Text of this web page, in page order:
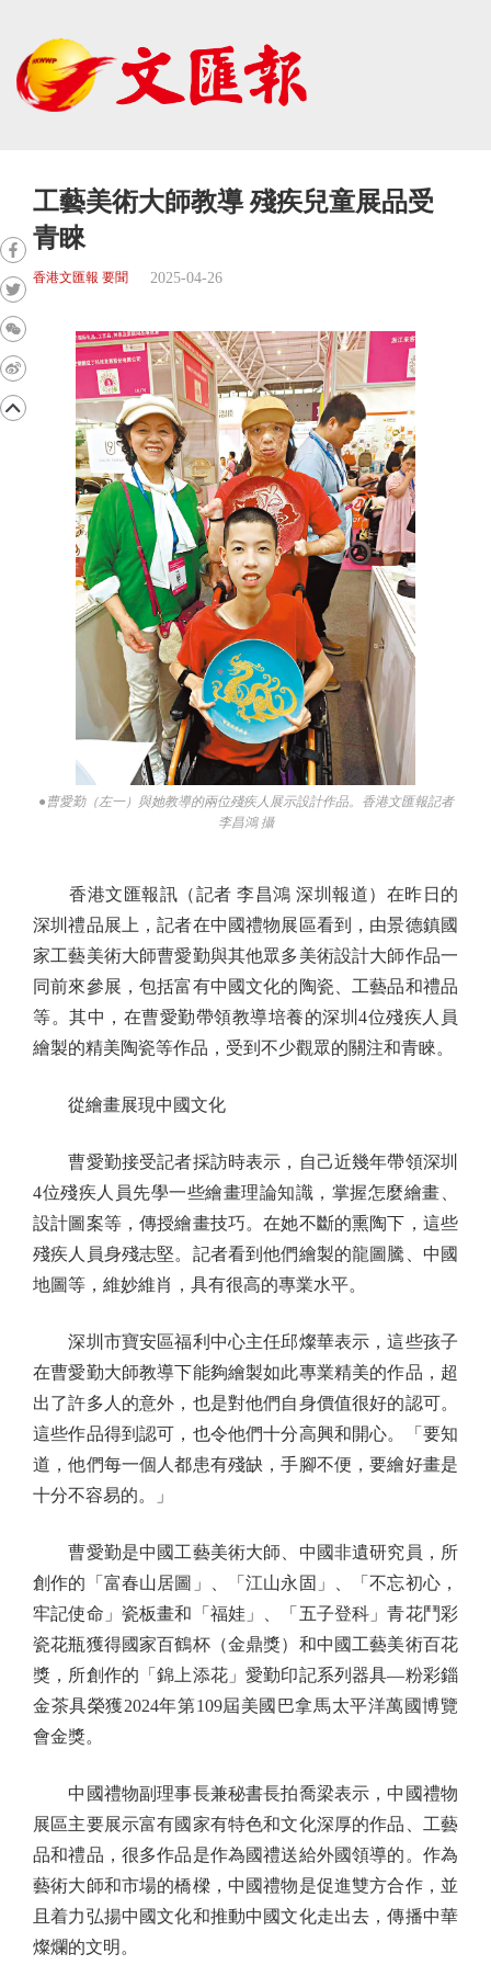
工藝美術大師教導 殘疾兒童展品受
青睞
香港文匯報 要聞 2025-04-26
●曹愛勤（左一）與她教導的兩位殘疾人展示設計作品。香港文匯報記者
李昌鴻 攝
香港文匯報訊（記者 李昌鴻 深圳報道）在昨日的
深圳禮品展上，記者在中國禮物展區看到，由景德鎮國
家工藝美術大師曹愛勤與其他眾多美術設計大師作品一
同前來參展，包括富有中國文化的陶瓷、工藝品和禮品
等。其中，在曹愛勤帶領教導培養的深圳4位殘疾人員
繪製的精美陶瓷等作品，受到不少觀眾的關注和青睞。
從繪畫展現中國文化
曹愛勤接受記者採訪時表示，自己近幾年帶領深圳
4位殘疾人員先學一些繪畫理論知識，掌握怎麼繪畫、
設計圖案等，傳授繪畫技巧。在她不斷的熏陶下，這些
殘疾人員身殘志堅。記者看到他們繪製的龍圖騰、中國
地圖等，維妙維肖，具有很高的專業水平。
深圳市寶安區福利中心主任邱燦華表示，這些孩子
在曹愛勤大師教導下能夠繪製如此專業精美的作品，超
出了許多人的意外，也是對他們自身價值很好的認可。
這些作品得到認可，也令他們十分高興和開心。「要知
道，他們每一個人都患有殘缺，手腳不便，要繪好畫是
十分不容易的。」
曹愛勤是中國工藝美術大師、中國非遺研究員，所
創作的「富春山居圖」、「江山永固」、「不忘初心，
牢記使命」瓷板畫和「福娃」、「五子登科」青花鬥彩
瓷花瓶獲得國家百鶴杯（金鼎獎）和中國工藝美術百花
獎，所創作的「錦上添花」愛勤印記系列器具—粉彩錙
金茶具榮獲2024年第109屆美國巴拿馬太平洋萬國博覽
會金獎。
中國禮物副理事長兼秘書長拍喬梁表示，中國禮物
展區主要展示富有國家有特色和文化深厚的作品、工藝
品和禮品，很多作品是作為國禮送給外國領導的。作為
藝術大師和市場的橋樑，中國禮物是促進雙方合作，並
且着力弘揚中國文化和推動中國文化走出去，傳播中華
燦爛的文明。